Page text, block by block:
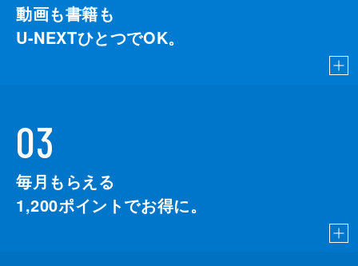
動画も書籍も
U-NEXTひとつでOK。
03
毎月もらえる
1,200ポイントでお得に。